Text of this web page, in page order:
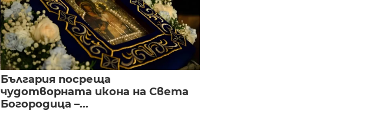
България посреща
чудотворната икона на Света
Богородица –...